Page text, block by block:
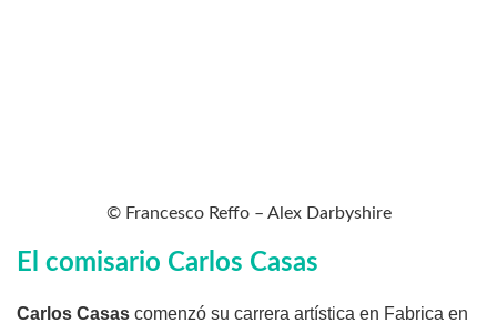
© Francesco Reffo – Alex Darbyshire
El comisario Carlos Casas
Carlos Casas comenzó su carrera artística en Fabrica en